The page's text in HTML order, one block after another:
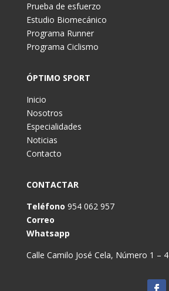
Prueba de esfuerzo
Estudio Biomecánico
Programa Runner
Programa Ciclismo
ÓPTIMO SPORT
Inicio
Nosotros
Especialidades
Noticias
Contacto
CONTACTAR
Teléfono 954 062 957
Correo
Whatsapp
Calle Camilo José Cela, Número 1 –